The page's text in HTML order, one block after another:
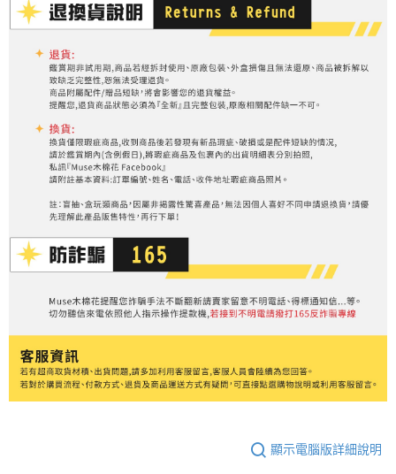
顯示電腦版詳細說明